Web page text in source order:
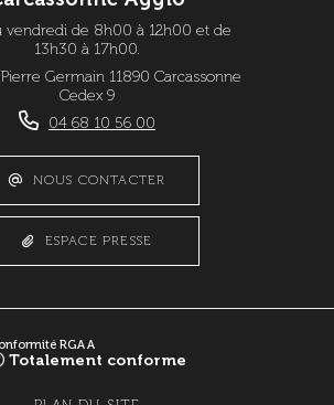
vendredi de 8h00 à 12h00 et de
13h30 à 17h00.
Germain 11890 Carcassonne
Cedex 9
04 68 10 56 00
NOUS CONTACTER
ESPACE PRESSE
RGAA
Totalement conforme